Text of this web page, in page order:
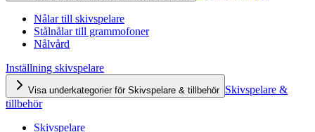
Nålar till skivspelare
Stålnålar till grammofoner
Nålvård
Inställning skivspelare
Visa underkategorier för Skivspelare & tillbehör Skivspelare &
tillbehör
Skivspelare